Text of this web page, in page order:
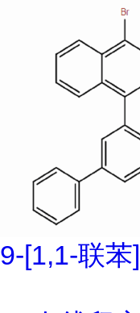
9-[1,1-联